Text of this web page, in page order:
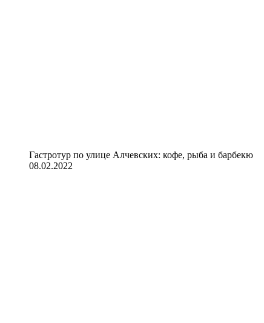
Гастротур по улице Алчевских: кофе, рыба и барбекю
08.02.2022